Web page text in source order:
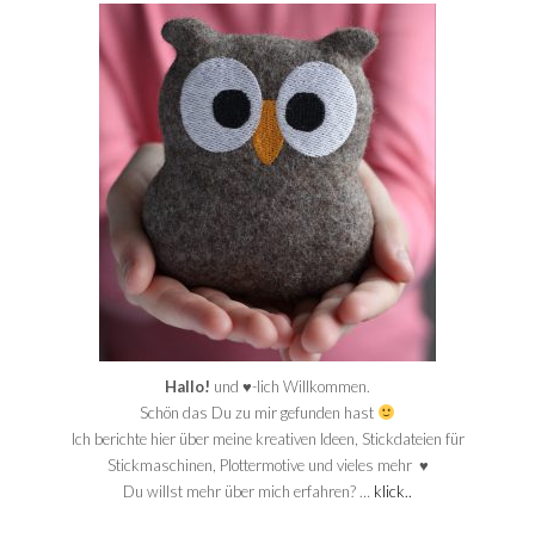
Hallo! und ♥-lich Willkommen.
Schön das Du zu mir gefunden hast
Ich berichte hier über meine kreativen Ideen, Stickdateien für
Stickmaschinen, Plottermotive und vieles mehr ♥
Du willst mehr über mich erfahren? … klick..